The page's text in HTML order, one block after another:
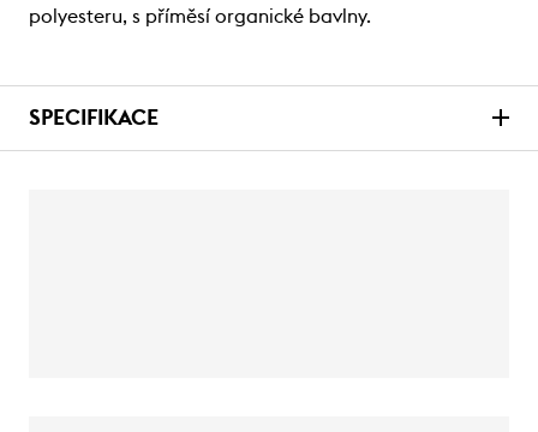
polyesteru, s příměsí organické bavlny.
SPECIFIKACE